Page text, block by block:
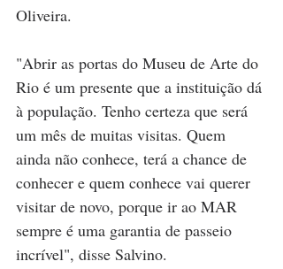
Oliveira.
"Abrir as portas do Museu de Arte do
Rio é um presente que a instituição dá
à população. Tenho certeza que será
um mês de muitas visitas. Quem
ainda não conhece, terá a chance de
conhecer e quem conhece vai querer
visitar de novo, porque ir ao MAR
sempre é uma garantia de passeio
incrível", disse Salvino.